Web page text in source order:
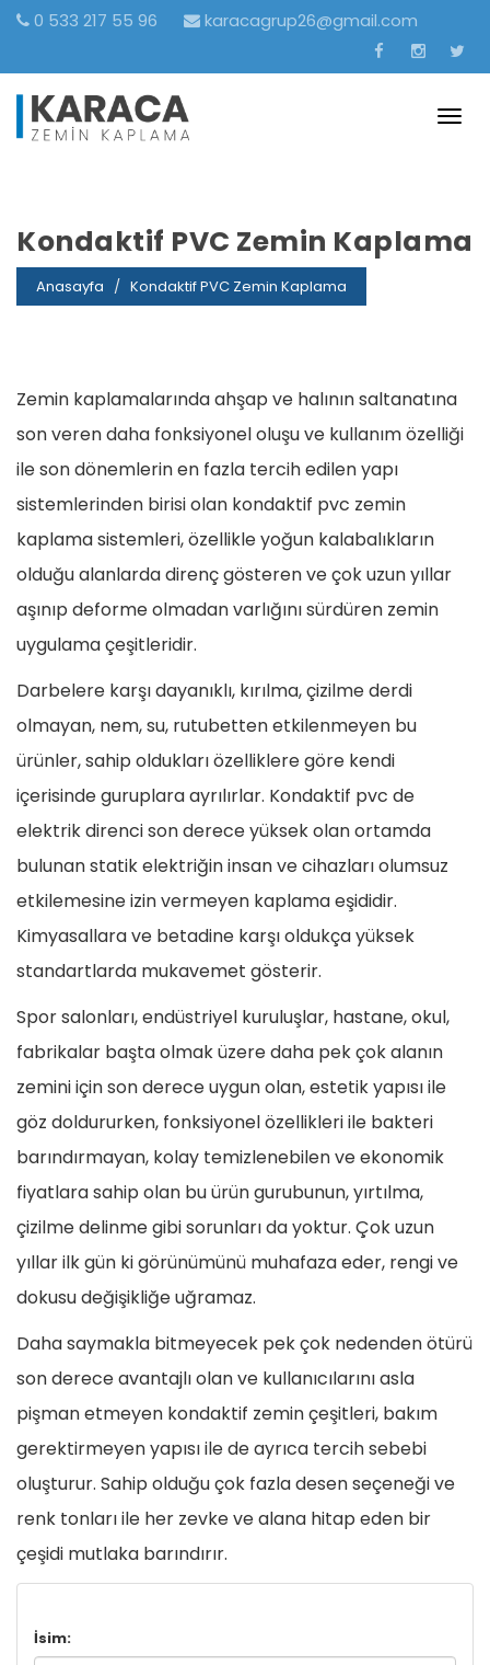
0 533 217 55 96 karacagrup26@gmail.com
Kondaktif PVC Zemin Kaplama
Anasayfa Kondaktif PVC Zemin Kaplama
Zemin kaplamalarında ahşap ve halının saltanatına
son veren daha fonksiyonel oluşu ve kullanım özelliği
ile son dönemlerin en fazla tercih edilen yapı
sistemlerinden birisi olan kondaktif pvc zemin
kaplama sistemleri, özellikle yoğun kalabalıkların
olduğu alanlarda direnç gösteren ve çok uzun yıllar
aşınıp deforme olmadan varlığını sürdüren zemin
uygulama çeşitleridir.
Darbelere karşı dayanıklı, kırılma, çizilme derdi
olmayan, nem, su, rutubetten etkilenmeyen bu
ürünler, sahip oldukları özelliklere göre kendi
içerisinde guruplara ayrılırlar. Kondaktif pvc de
elektrik direnci son derece yüksek olan ortamda
bulunan statik elektriğin insan ve cihazları olumsuz
etkilemesine izin vermeyen kaplama eşididir.
Kimyasallara ve betadine karşı oldukça yüksek
standartlarda mukavemet gösterir.
Spor salonları, endüstriyel kuruluşlar, hastane, okul,
fabrikalar başta olmak üzere daha pek çok alanın
zemini için son derece uygun olan, estetik yapısı ile
göz doldururken, fonksiyonel özellikleri ile bakteri
barındırmayan, kolay temizlenebilen ve ekonomik
fiyatlara sahip olan bu ürün gurubunun, yırtılma,
çizilme delinme gibi sorunları da yoktur. Çok uzun
yıllar ilk gün ki görünümünü muhafaza eder, rengi ve
dokusu değişikliğe uğramaz.
Daha saymakla bitmeyecek pek çok nedenden ötürü
son derece avantajlı olan ve kullanıcılarını asla
pişman etmeyen kondaktif zemin çeşitleri, bakım
gerektirmeyen yapısı ile de ayrıca tercih sebebi
oluşturur. Sahip olduğu çok fazla desen seçeneği ve
renk tonları ile her zevke ve alana hitap eden bir
çeşidi mutlaka barındırır.
İsim: